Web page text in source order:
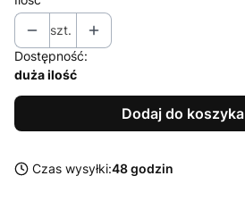
szt.
Dostępność:
duża ilość
Dodaj do koszyka
Czas wysyłki:48 godzin